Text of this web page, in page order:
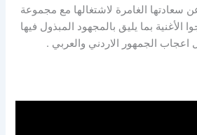
سعادتها الغامرة لاشتغالها مع مجموعة
الأغنية بما يليق بالمجهود المبذول فيها
اعجاب الجمهور الاردني والعربي .